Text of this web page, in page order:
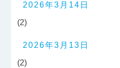
2026年3月14日
(2)
2026年3月13日
(2)